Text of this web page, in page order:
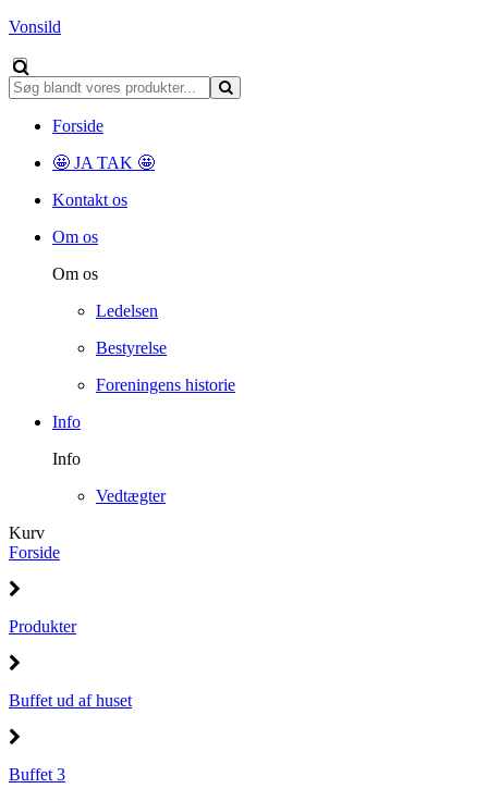
Vonsild
Forside
🤩 JA TAK 🤩
Kontakt os
Om os
Om os
Ledelsen
Bestyrelse
Foreningens historie
Info
Info
Vedtægter
Kurv
Forside
Produkter
Buffet ud af huset
Buffet 3